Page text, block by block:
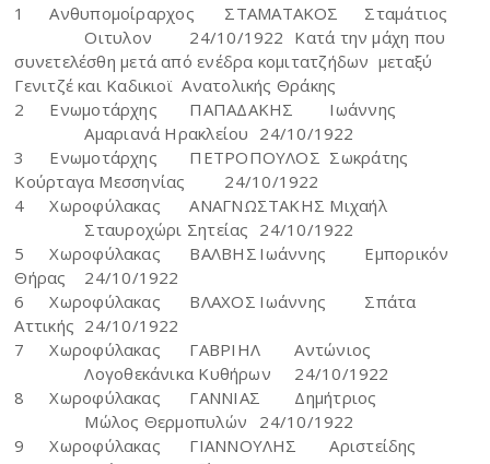
1 Ανθυπομοίραρχος ΣΤΑΜΑΤΑΚΟΣ
Σταμάτιος
Οιτυλον
24/10/1922 Κατά την μάχη που
συνετελέσθη μετά από ενέδρα κομιτατζήδων μεταξύ
Γενιτζέ και Καδικιοϊ Ανατολικής Θράκης
2
Ενωμοτάρχης ΠΑΠΑΔΑΚΗΣ
Ιωάννης
Αμαριανά Ηρακλείου 24/10/1922
3
Ενωμοτάρχης ΠΕΤΡΟΠΟΥΛΟΣ Σωκράτης
Κούρταγα Μεσσηνίας
24/10/1922
4
Χωροφύλακας ΑΝΑΓΝΩΣΤΑΚΗΣ Μιχαήλ
Σταυροχώρι Σητείας 24/10/1922
5
Χωροφύλακας ΒΑΛΒΗΣ Ιωάννης
Εμπορικόν
Θήρας
24/10/1922
6
Χωροφύλακας ΒΛΑΧΟΣ Ιωάννης
Σπάτα
Αττικής 24/10/1922
7
Χωροφύλακας ΓΑΒΡΙΗΛ
Αντώνιος
Λογοθεκάνικα Κυθήρων
24/10/1922
8
Χωροφύλακας ΓΑΝΝΙΑΣ
Δημήτριος
Μώλος Θερμοπυλών
24/10/1922
9
Χωροφύλακας ΓΙΑΝΝΟΥΛΗΣ
Αριστείδης